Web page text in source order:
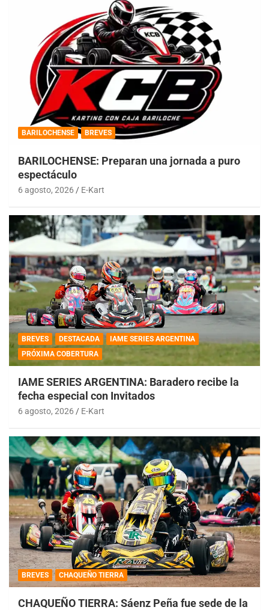
BARILOCHENSE BREVES
BARILOCHENSE: Preparan una jornada a puro
espectáculo
6 agosto, 2026 E-Kart
BREVES DESTACADA
IAME SERIES ARGENTINA
PRÓXIMA COBERTURA
IAME SERIES ARGENTINA: Baradero recibe la
fecha especial con Invitados
6 agosto, 2026 E-Kart
BREVES CHAQUEÑO TIERRA
CHAQUEÑO TIERRA: Sáenz Peña fue sede de la